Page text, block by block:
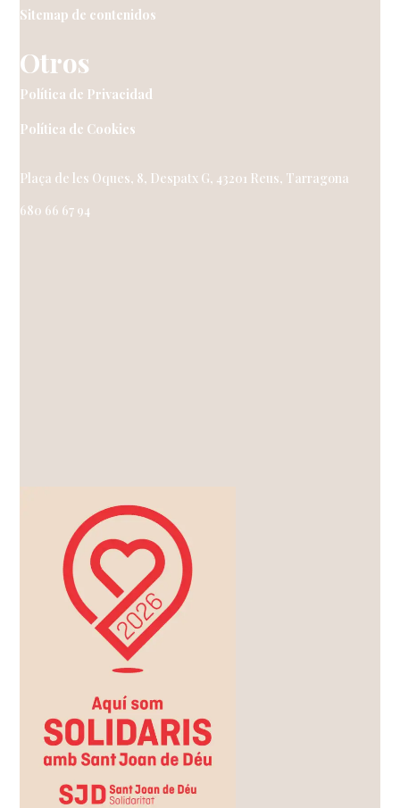
Sitemap de contenidos
Otros
Política de Privacidad
Política de Cookies
Plaça de les Oques, 8, Despatx G, 43201 Reus, Tarragona
680 66 67 94